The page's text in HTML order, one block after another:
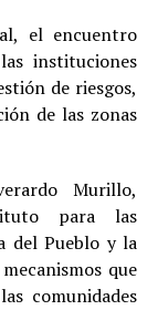
el encuentro
instituciones
de riesgos,
de las zonas
Murillo,
para las
del Pueblo y la
que
comunidades